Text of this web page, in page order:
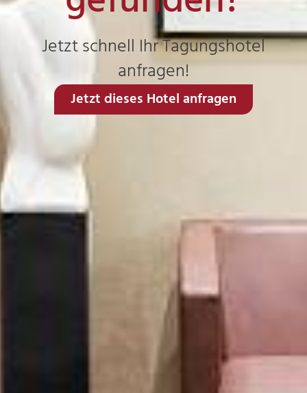
Jetzt schnell Ihr Tagungshotel
anfragen!
Jetzt dieses Hotel anfragen